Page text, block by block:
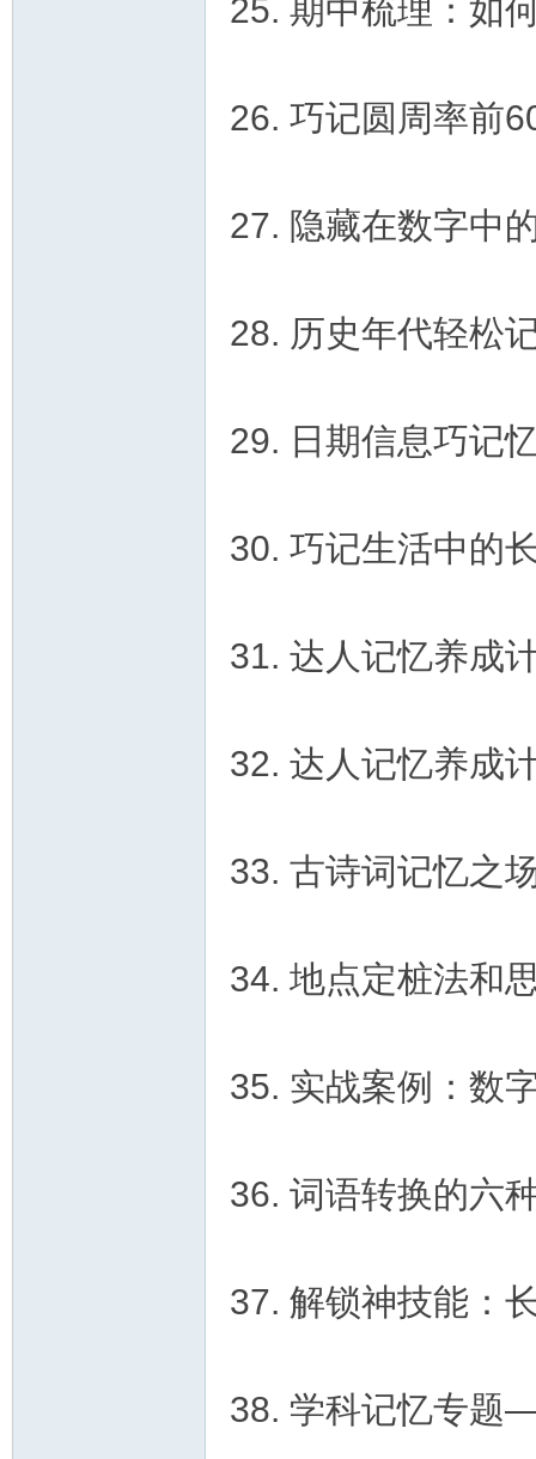
25. 期中梳理：如
26. 巧记圆周率前
27. 隐藏在数字中
28. 历史年代轻松
29. 日期信息巧记
30. 巧记生活中的
31. 达人记忆养成
32. 达人记忆养成
33. 古诗词记忆之
34. 地点定桩法和
35. 实战案例：数
36. 词语转换的六
37. 解锁神技能：
38. 学科记忆专